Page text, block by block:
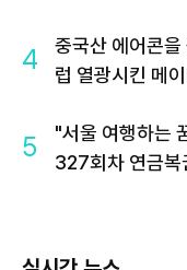
4
중국산 에어콘
럽 열광시킨 메
5
"서울 여행하는
327회차 연금